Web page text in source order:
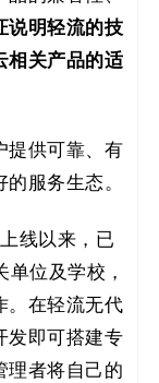
说明轻流的技
相关产品的适
提供可靠、有
服务生态。
线以来，已
位及学校，
。在轻流无代
发即可搭建专
理者将自己的